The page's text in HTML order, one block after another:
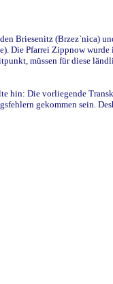
Briesenitz (Brzez`nica)
Die Pfarrei Zippnow
müssen für diese
hin: Die vorliegende
gekommen sein.